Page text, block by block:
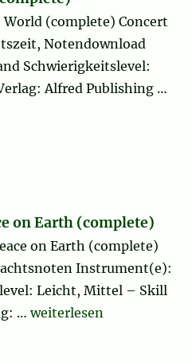
(complete) Concert
Notendownload
Schwierigkeitslevel:
Alfred Publishing …
on Earth (complete)
on Earth (complete)
Instrument(e):
Leicht, Mittel – Skill
…„Let There Be Peace on
weiterlesen